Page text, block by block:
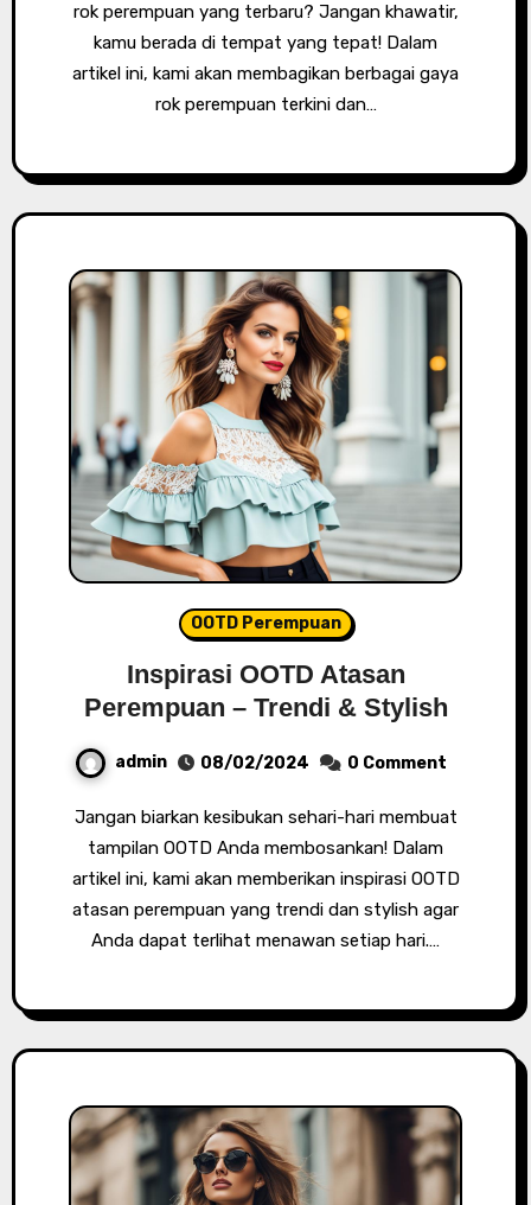
rok perempuan yang terbaru? Jangan khawatir,
kamu berada di tempat yang tepat! Dalam
artikel ini, kami akan membagikan berbagai gaya
rok perempuan terkini dan…
OOTD Perempuan
Inspirasi OOTD Atasan
Perempuan – Trendi & Stylish
admin 08/02/2024 0 Comment
Jangan biarkan kesibukan sehari-hari membuat
tampilan OOTD Anda membosankan! Dalam
artikel ini, kami akan memberikan inspirasi OOTD
atasan perempuan yang trendi dan stylish agar
Anda dapat terlihat menawan setiap hari.…